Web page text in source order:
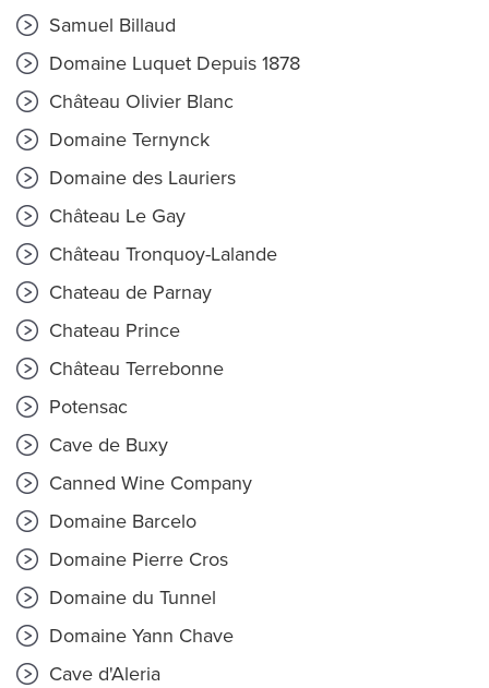
Samuel Billaud
Domaine Luquet Depuis 1878
Château Olivier Blanc
Domaine Ternynck
Domaine des Lauriers
Château Le Gay
Château Tronquoy-Lalande
Chateau de Parnay
Chateau Prince
Château Terrebonne
Potensac
Cave de Buxy
Canned Wine Company
Domaine Barcelo
Domaine Pierre Cros
Domaine du Tunnel
Domaine Yann Chave
Cave d'Aleria